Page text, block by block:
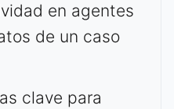
en agentes
de un caso
clave para